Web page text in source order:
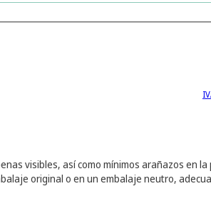
visibles, así como mínimos arañazos en
original o en un embalaje neutro,